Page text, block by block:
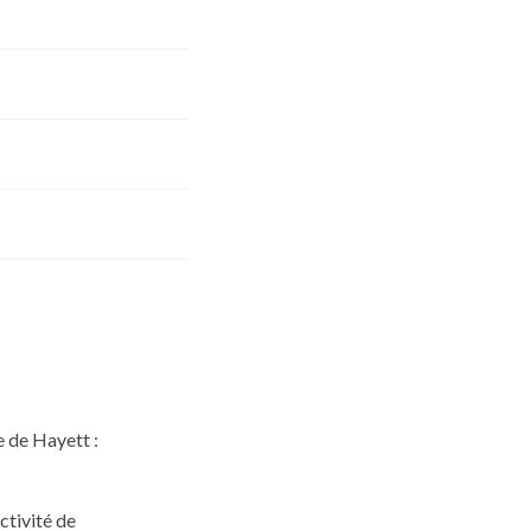
de Hayett :
de